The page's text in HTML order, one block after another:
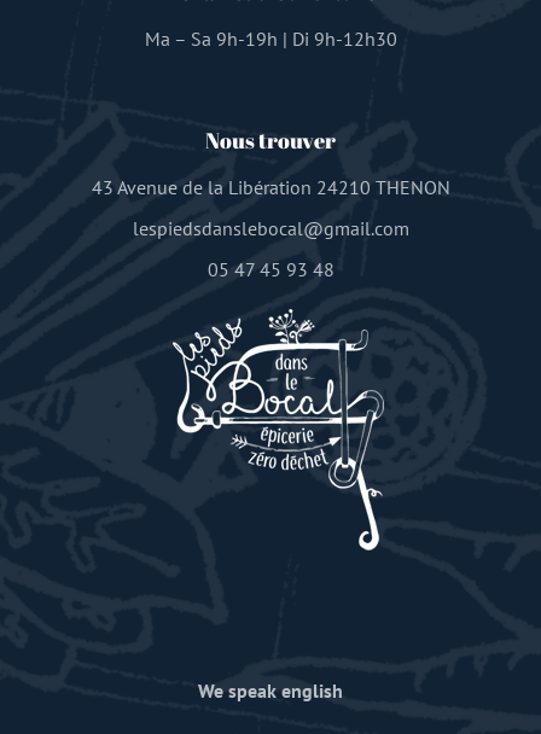
Ma – Sa 9h-19h | Di 9h-12h30
Nous trouver
43 Avenue de la Libération 24210 THENON
lespiedsdanslebocal@gmail.com
05 47 45 93 48
We speak english